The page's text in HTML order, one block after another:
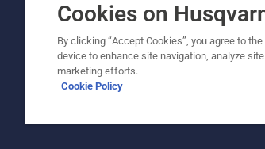
© Husqvarna AB (publ). Sva
Politika o kolačićima
Cookies on
By clicking “Accept Cookies”, you agree to
device to enhance site navigation, analyze
marketing efforts.
Cookie Policy